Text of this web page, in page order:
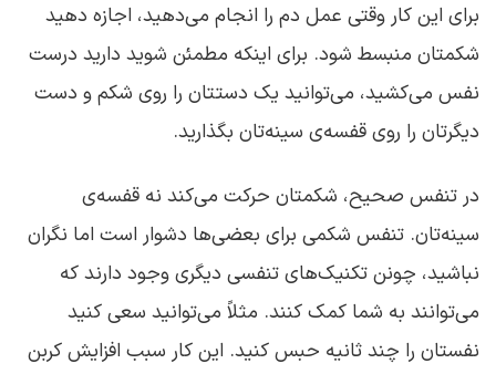
برای این کار وقتی عمل دم را انجام می‌دهید، اجازه دهید
شکمتان منبسط شود. برای اینکه مطمئن شوید دارید درست
نفس می‌کشید، می‌توانید یک دستتان را روی شکم و دست
دیگرتان را روی قفسه‌ی سینه‌تان بگذارید.
در تنفس صحیح، شکمتان حرکت می‌کند نه قفسه‌ی
سینه‌تان. تنفس شکمی برای بعضی‌ها دشوار است اما نگران
نباشید، چونن تکنیک‌های تنفسی دیگری وجود دارند که
می‌توانند به شما کمک کنند. مثلاً می‌توانید سعی کنید
نفستان را چند ثانیه حبس کنید. این کار سبب افزایش کربن